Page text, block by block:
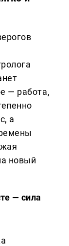
— работа,
а
новый
— сила